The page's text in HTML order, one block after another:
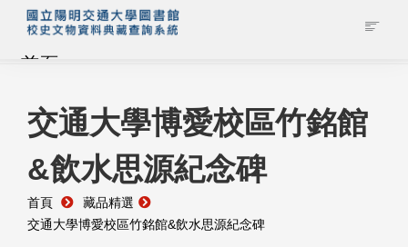
首頁
藏品查詢
校史館簡介
藏品清單全覽
交通大學博愛校區竹銘館
&飲水思源紀念碑
首頁
藏品精選
交通大學博愛校區竹銘館&飲水思源紀念碑